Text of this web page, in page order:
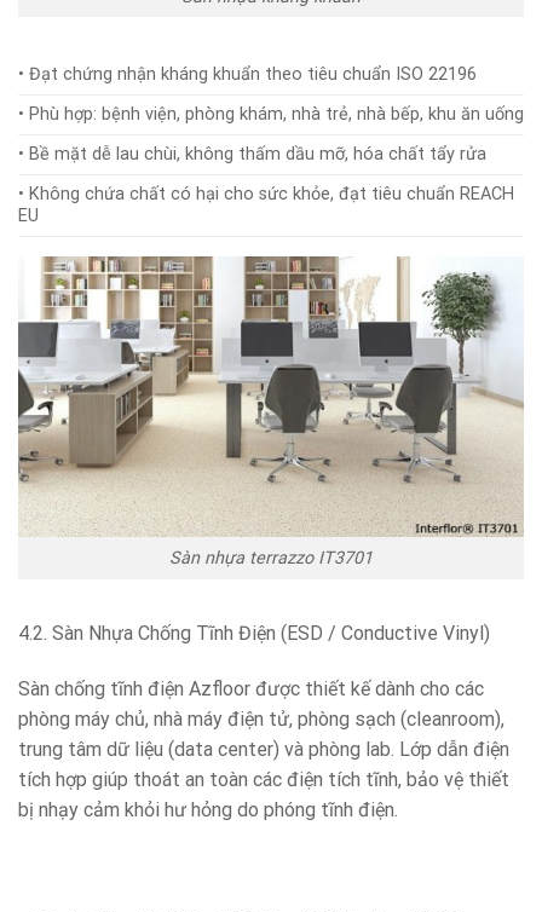
• Đạt chứng nhận kháng khuẩn theo tiêu chuẩn ISO 22196
• Phù hợp: bệnh viện, phòng khám, nhà trẻ, nhà bếp, khu ăn uống
• Bề mặt dễ lau chùi, không thấm dầu mỡ, hóa chất tẩy rửa
• Không chứa chất có hại cho sức khỏe, đạt tiêu chuẩn REACH
EU
Sàn nhựa terrazzo IT3701
4.2. Sàn Nhựa Chống Tĩnh Điện (ESD / Conductive Vinyl)
Sàn chống tĩnh điện Azfloor được thiết kế dành cho các
phòng máy chủ, nhà máy điện tử, phòng sạch (cleanroom),
trung tâm dữ liệu (data center) và phòng lab. Lớp dẫn điện
tích hợp giúp thoát an toàn các điện tích tĩnh, bảo vệ thiết
bị nhạy cảm khỏi hư hỏng do phóng tĩnh điện.